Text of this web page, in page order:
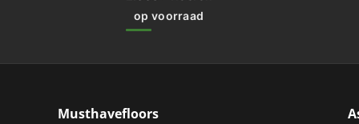
op voorraad
Musthavefloors